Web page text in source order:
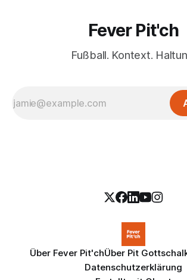
Fever Pit'ch
Fußball. Kontext.
Über Fever Pit'chÜber Pit
Datenschutzerklärung